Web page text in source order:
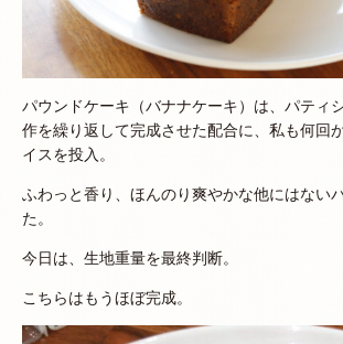
パウンドケーキ（バナナケーキ）は、パティ
作を繰り返して完成させた配合に、私も何回
イスを投入。
ふわっと香り、ほんのり爽やかな他にはない
た。
今日は、生地重量を最終判断。
こちらはもうほぼ完成。